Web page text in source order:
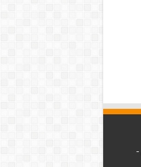
-